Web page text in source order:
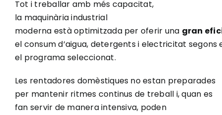
Tot i treballar amb més capacitat,
la maquinària industrial
moderna està optimitzada per oferir una gran
el consum d’aigua, detergents i electricitat segons
el programa seleccionat.
Les rentadores domèstiques no estan preparades
per mantenir ritmes continus de treball i, quan es
fan servir de manera intensiva, poden